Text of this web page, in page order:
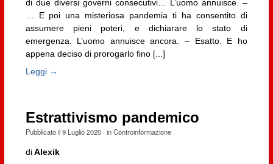
di due diversi governi consecutivi… L’uomo annuisce. –
… E poi una misteriosa pandemia ti ha consentito di
assumere pieni poteri, e dichiarare lo stato di
emergenza. L’uomo annuisce ancora. – Esatto. E ho
appena deciso di prorogarlo fino [...]
Leggi →
Estrattivismo pandemico
Pubblicato il9 Luglio 2020· inControinformazione·
diAlexik